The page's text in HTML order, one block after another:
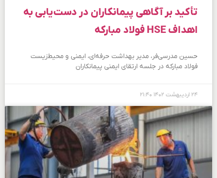
تأكید بر آگاهی پیمانكاران در دست‌یابی به
اهداف HSE فولاد مباركه
حسین مدرسی‌فر، مدیر بهداشت حرفه‌ای، ایمنی و محیط‌زیست
فولاد مبارکه در جلسه ارتقای ایمنی پیمانکاران
۲۴ اردیبهشت ۱۴۰۲ ۲۱:۴۰